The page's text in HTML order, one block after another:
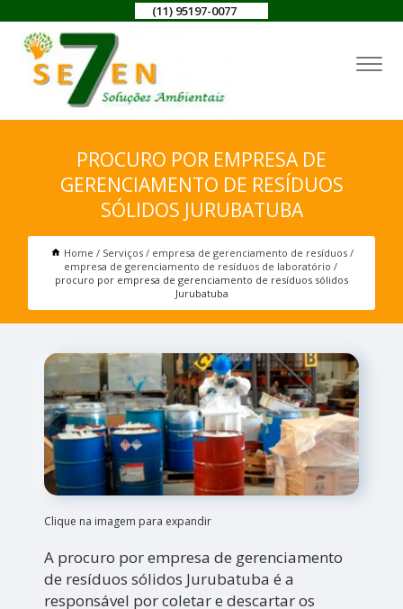
(11) 95197-0077
PROCURO POR EMPRESA DE
GERENCIAMENTO DE RESÍDUOS
SÓLIDOS JURUBATUBA
Home Serviços
empresa de gerenciamento de resíduos
empresa de gerenciamento de resíduos de laboratório
procuro por empresa de gerenciamento de resíduos sólidos
Jurubatuba
Clique na imagem para expandir
A procuro por empresa de gerenciamento
de resíduos sólidos Jurubatuba é a
responsável por coletar e descartar os